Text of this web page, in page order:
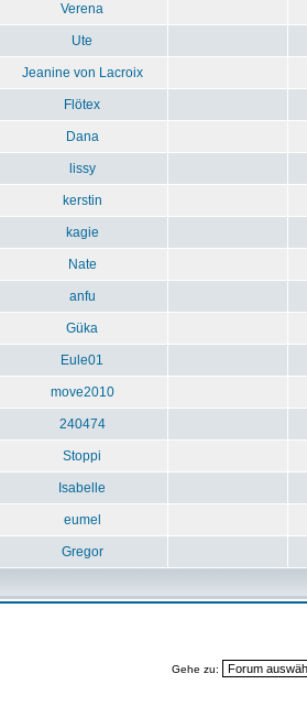
Verena
Ute
Jeanine von Lacroix
Flötex
Dana
lissy
kerstin
kagie
Nate
anfu
Güka
Eule01
move2010
240474
Stoppi
Isabelle
eumel
Gregor
Gehe zu: